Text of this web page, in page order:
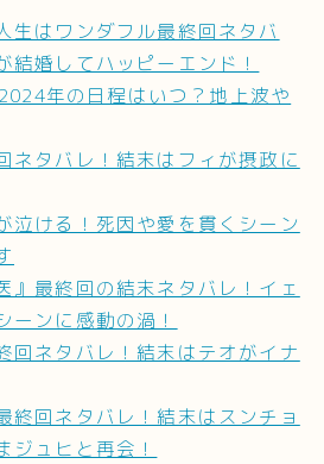
生はワンダフル最終回ネタバ
結婚してハッピーエンド！
年の日程はいつ？地上波や
ネタバレ！結末はフィが摂政に
泣ける！死因や愛を貫くシーン
』最終回の結末ネタバレ！イェ
ーンに感動の渦！
回ネタバレ！結末はテオがイナ
終回ネタバレ！結末はスンチョ
ジュヒと再会！